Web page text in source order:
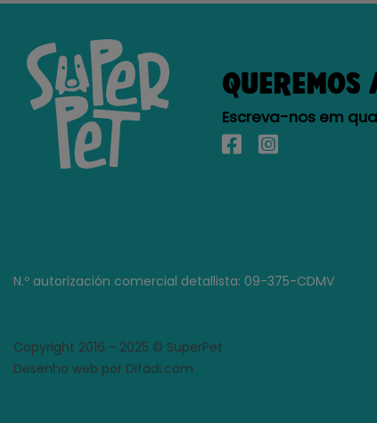
Escreva-nos em
N.º autorización comercial detallista: 09-375-CDMV
Copyright 2016 - 2025 © SuperPet
Desenho web por Difadi.com